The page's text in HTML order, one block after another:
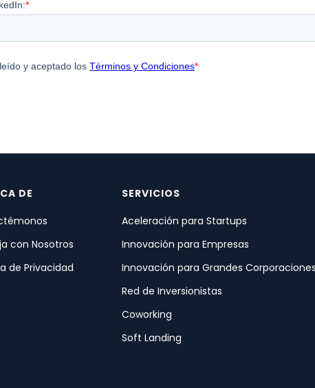
DE
con Nosotros
de Privacidad
SERVICIOS
Aceleración para Startups
Innovación para Empresas
Innovación para Grandes Corporaciones
Red de Inversionistas
Coworking
Soft Landing